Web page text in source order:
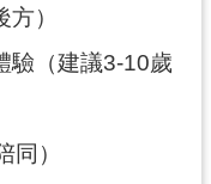
）
驗（建議3-10歲
）